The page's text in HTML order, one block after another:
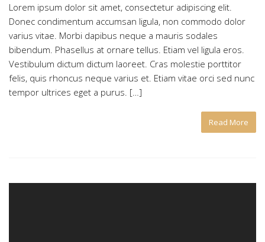
Lorem ipsum dolor sit amet, consectetur adipiscing elit.
Donec condimentum accumsan ligula, non commodo dolor
varius vitae. Morbi dapibus neque a mauris sodales
bibendum. Phasellus at ornare tellus. Etiam vel ligula eros.
Vestibulum dictum dictum laoreet. Cras molestie porttitor
felis, quis rhoncus neque varius et. Etiam vitae orci sed nunc
tempor ultrices eget a purus. […]
Read More